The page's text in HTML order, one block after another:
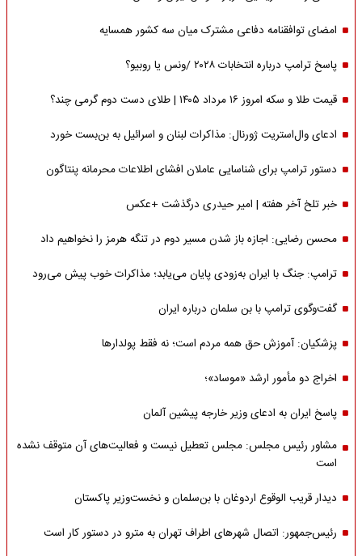
امضای توافقنامه دفاعی مشترک میان سه کشور همسایه
پاسخ ترامپ درباره انتخابات ۲۰۲۸ /ونس یا روبیو؟
قیمت طلا و سکه امروز ۱۶ مرداد ۱۴۰۵ | طلای دست دوم گرمی چند؟
ادعای وال‌استریت ژورنال: مذاکرات لبنان و اسرائیل به بن‌بست خورد
دستور ترامپ برای شناسایی عاملان افشای اطلاعات محرمانه پنتاگون
خبر تلخ آخر هفته | امیر حیدری درگذشت +عکس
محسن رضایی: اجازه باز شدن مسیر دوم در تنگه هرمز را نخواهیم داد
ترامپ: جنگ با ایران به‌زودی پایان می‌یابد؛ مذاکرات خوب پیش می‌رود
گفت‌وگوی ترامپ با بن سلمان درباره ایران
پزشکیان: آموزش حق همه مردم است؛ نه فقط پولدارها
اخراج دو مأمور ارشد «موساد»؛
پاسخ ایران به ادعای وزیر خارجه پیشین آلمان
مشاور رئیس مجلس: مجلس تعطیل نیست و فعالیت‌های آن متوقف نشده
است
دیدار قریب الوقوع اردوغان با بن‌سلمان و نخست‌وزیر پاکستان
رئیس‌جمهور: اتصال شهرهای اطراف تهران به مترو در دستور کار است